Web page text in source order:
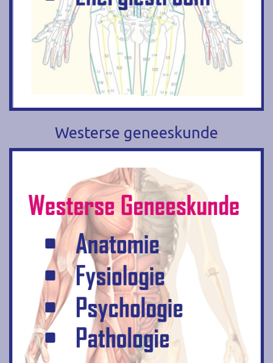
Westerse geneeskunde